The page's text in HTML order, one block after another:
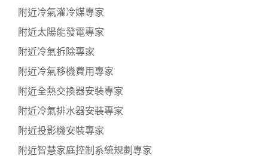
附近冷氣灌冷媒專家
附近太陽能發電專家
附近冷氣拆除專家
附近冷氣移機費用專家
附近全熱交換器安裝專家
附近冷氣排水器安裝專家
附近投影機安裝專家
附近智慧家庭控制系統規劃專家